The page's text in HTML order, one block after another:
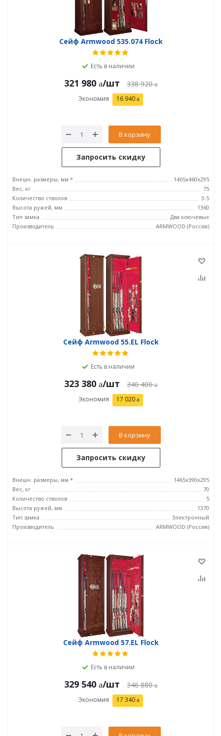
Сейф Armwood 535.074 Flock
Есть в наличии
321 980 /шт 338 920
Экономия 16 940
В корзину
Запросить скидку
Внешн. размеры, мм *
1465х460х295
Вес, кг
75
Количество стволов
3-5
Высота ружей, мм
1360
Тип замка
Два ключевых
Производитель
ARMWOOD (Россия)
Сейф Armwood 55.EL Flock
Есть в наличии
323 380 /шт 340 400
Экономия 17 020
В корзину
Запросить скидку
Внешн. размеры, мм *
1465х390х295
Вес, кг
70
Количество стволов
5
Высота ружей, мм
1370
Тип замка
Электронный
Производитель
ARMWOOD (Россия)
Сейф Armwood 57.EL Flock
Есть в наличии
329 540 /шт 346 880
Экономия 17 340